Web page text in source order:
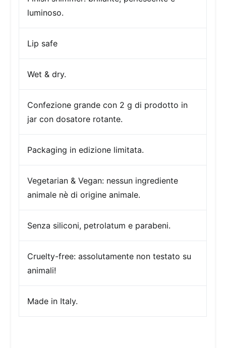
luminoso.
Lip safe
Wet & dry.
Confezione grande con 2 g di prodotto in
jar con dosatore rotante.
Packaging in edizione limitata.
Vegetarian & Vegan: nessun ingrediente
animale nè di origine animale.
Senza siliconi, petrolatum e parabeni.
Cruelty-free: assolutamente non testato su
animali!
Made in Italy.